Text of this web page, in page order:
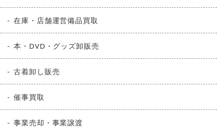
在庫・店舗運営備品買取
本・DVD・グッズ卸販売
古着卸し販売
催事買取
事業売却・事業譲渡